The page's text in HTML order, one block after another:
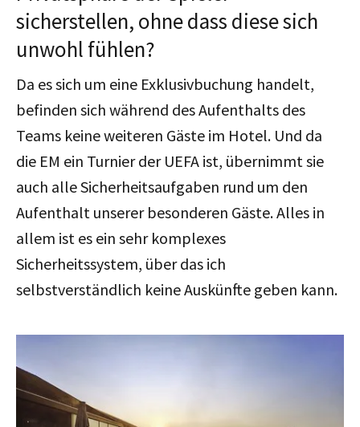
sicherstellen, ohne dass diese sich
unwohl fühlen?
Da es sich um eine Exklusivbuchung handelt,
befinden sich während des Aufenthalts des
Teams keine weiteren Gäste im Hotel. Und da
die EM ein Turnier der UEFA ist, übernimmt sie
auch alle Sicherheitsaufgaben rund um den
Aufenthalt unserer besonderen Gäste. Alles in
allem ist es ein sehr komplexes
Sicherheitssystem, über das ich
selbstverständlich keine Auskünfte geben kann.